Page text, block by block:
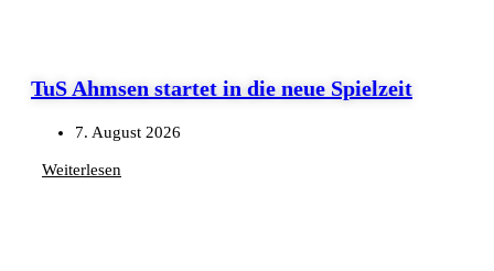
TuS Ahmsen startet in die neue Spielzeit
7. August 2026
Weiterlesen